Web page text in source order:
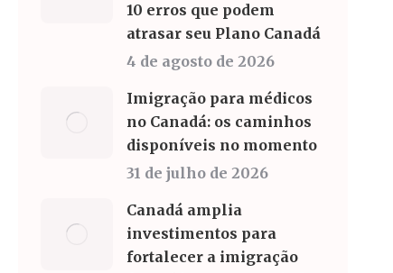
10 erros que podem
atrasar seu Plano Canadá
4 de agosto de 2026
Imigração para médicos
no Canadá: os caminhos
disponíveis no momento
31 de julho de 2026
Canadá amplia
investimentos para
fortalecer a imigração